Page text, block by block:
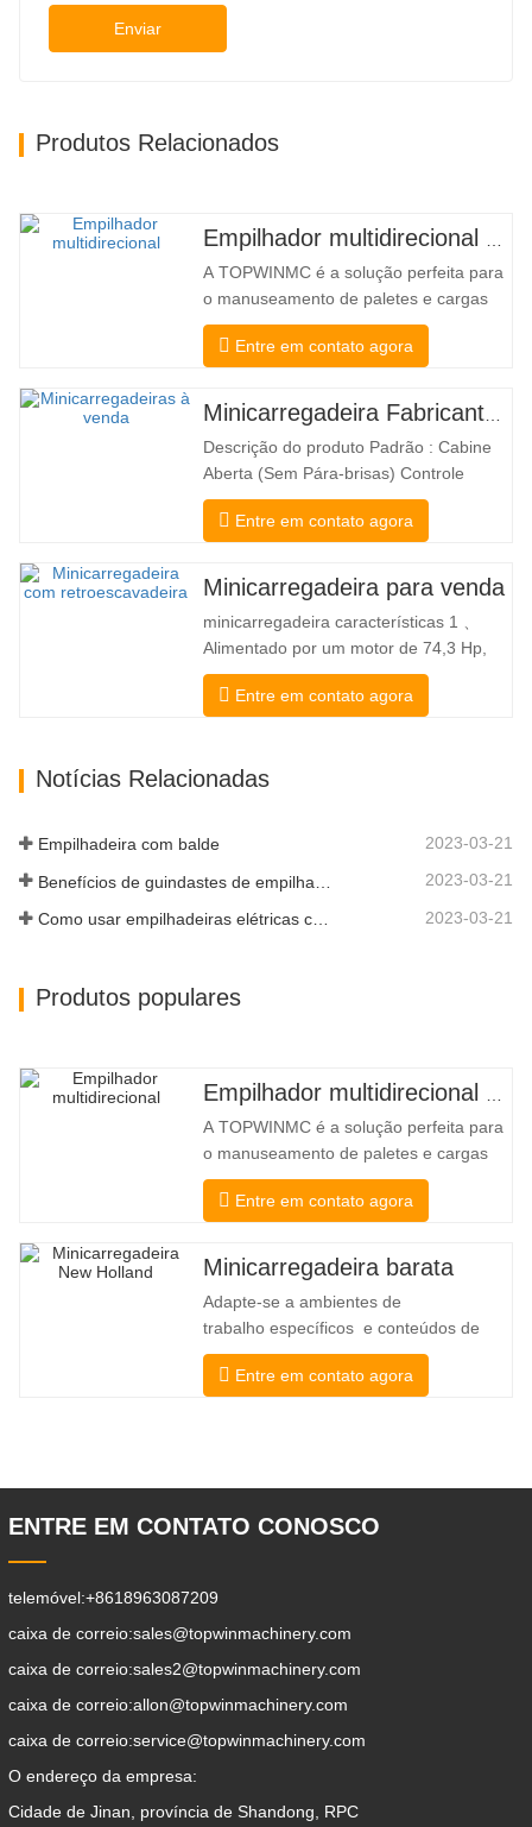
70
Enviar
Produtos Relacionados
A TOPWINMC é a solução perfeita para
o manuseamento de paletes e cargas
longas. Um verdadeiro empilhador dois
em um, que combina os benefícios de
lateral. O acionamento elétrico
silencioso e ecológico e a inovadora
direção HX de 360° permitem mudanças
de direção…
Entre em contato agora
Descrição do produto Padrão : Cabine
Aberta (Sem Pára-brisas) Controle
Mecânico Engate rápido e acoplador
tipo Bobcat Bomba Hidráulica Danfoss
Válvula multifuncional Itália Sistema de
autonivelamento Freio Hidráulico Balde
Padrão Minicarregadeira é um tipo de…
Entre em contato agora
Minicarregadeira para venda
minicarregadeira características 1 、
Alimentado por um motor de 74,3 Hp,
com excepcional força de ruptura da
caçamba de 3350 kg e excelente
um novo nível. O novo modelo de alto
Entre em contato agora
Notícias Relacionadas
Empilhadeira com balde 2023-03-21
2023-03-21
2023-03-21
Produtos populares
A TOPWINMC é a solução perfeita para
o manuseamento de paletes e cargas
longas. Um verdadeiro empilhador dois
em um, que combina os benefícios de
lateral. O acionamento elétrico
silencioso e ecológico e a inovadora
direção HX de 360° permitem mudanças
de direção
Entre em contato agora
Minicarregadeira barata
Adapte-se a ambientes de
trabalho específicos e conteúdos de
trabalho desta forma, a limpeza da
avenida pode ser realizada
coisa que escolher para fazer.Pode ser
Entre em contato agora
ENTRE EM CONTATO CONOSCO
telemóvel:+8618963087209
caixa de correio:sales@topwinmachinery.com
caixa de correio:sales2@topwinmachinery.com
caixa de correio:allon@topwinmachinery.com
caixa de correio:service@topwinmachinery.com
O endereço da empresa:
Cidade de Jinan, província de Shandong, RPC